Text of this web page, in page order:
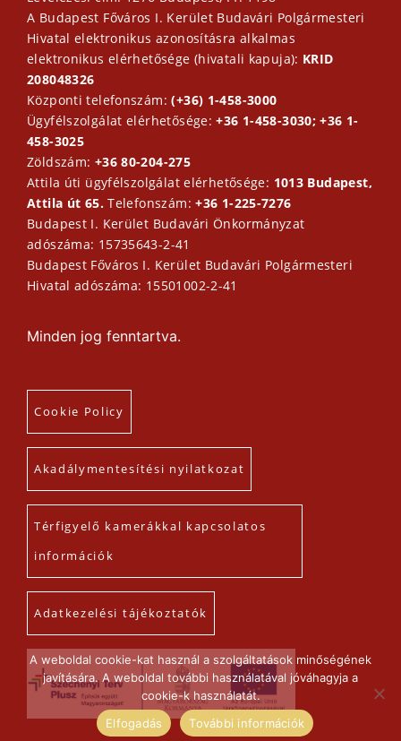
A Budapest Főváros I. Kerület Budavári Polgármesteri
Hivatal elektronikus azonosításra alkalmas
elektronikus elérhetősége (hivatali kapuja): KRID
208048326
Központi telefonszám:(+36) 1-458-3000
Ügyfélszolgálat elérhetősége:+36 1-458-3030; +36 1-
458-3025
Zöldszám: +36 80-204-275
Attila úti ügyfélszolgálat elérhetősége: 1013 Budapest,
Attila út 65.Telefonszám:+36 1-225-7276
Budapest I. Kerület Budavári Önkormányzat
adószáma: 15735643-2-41
Budapest Főváros I. Kerület Budavári Polgármesteri
Hivatal adószáma: 15501002-2-41
Minden jog fenntartva.
Cookie Policy
Akadálymentesítési nyilatkozat
Térfigyelő kamerákkal kapcsolatos
információk
Adatkezelési tájékoztatók
A weboldal cookie-kat használ a szolgáltatások minőségének
javítására. A weboldal további használatával jóváhagyja a
cookie-k használatát.
Elfogadás
További információk